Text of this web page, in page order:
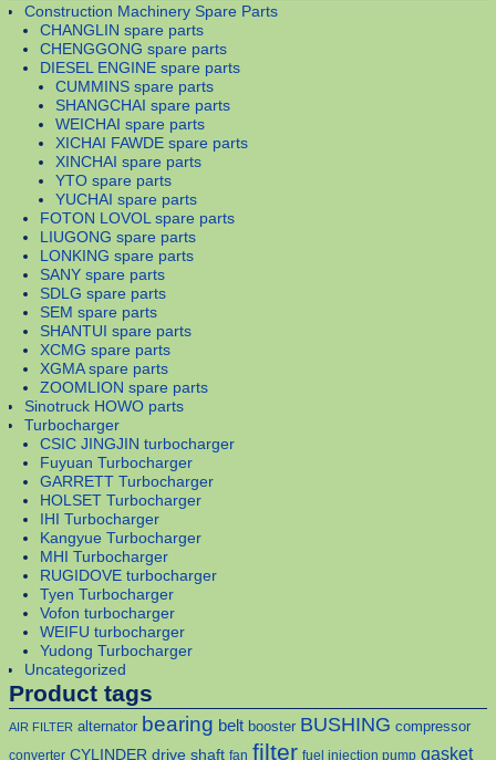
Construction Machinery Spare Parts
CHANGLIN spare parts
CHENGGONG spare parts
DIESEL ENGINE spare parts
CUMMINS spare parts
SHANGCHAI spare parts
WEICHAI spare parts
XICHAI FAWDE spare parts
XINCHAI spare parts
YTO spare parts
YUCHAI spare parts
FOTON LOVOL spare parts
LIUGONG spare parts
LONKING spare parts
SANY spare parts
SDLG spare parts
SEM spare parts
SHANTUI spare parts
XCMG spare parts
XGMA spare parts
ZOOMLION spare parts
Sinotruck HOWO parts
Turbocharger
CSIC JINGJIN turbocharger
Fuyuan Turbocharger
GARRETT Turbocharger
HOLSET Turbocharger
IHI Turbocharger
Kangyue Turbocharger
MHI Turbocharger
RUGIDOVE turbocharger
Tyen Turbocharger
Vofon turbocharger
WEIFU turbocharger
Yudong Turbocharger
Uncategorized
Product tags
AIR FILTER alternator bearing belt booster BUSHING compressor
converter CYLINDER drive shaft fan filter fuel injection pump gasket